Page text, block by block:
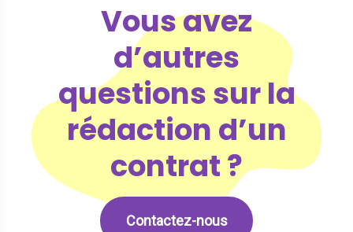
Vous avez
d’autres
questions sur la
rédaction d’un
contrat ?
Contactez-nous